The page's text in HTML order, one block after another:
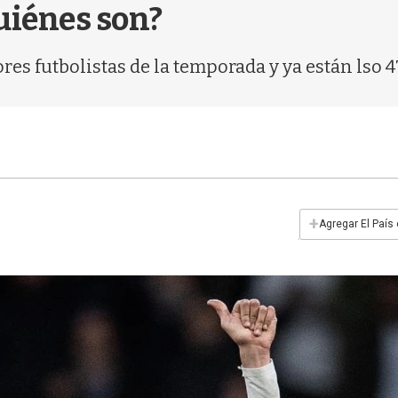
son?
futbolistas de la temporada y ya están lso
+Agregar El País